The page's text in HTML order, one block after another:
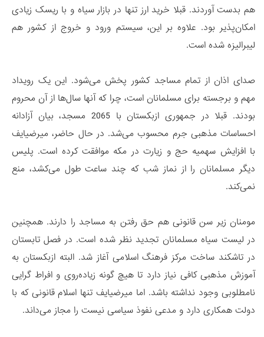
هم بدست آوردند. قبلا خرید ارز تنها در بازار سیاه و با ریسک زیادی
امکان‌پذیر بود. علاوه بر این، سیستم ورود و خروج از کشور هم
لیبرالیزه شده است.
صدای اذان از تمام مساجد کشور پخش می‌شود. این یک رویداد
مهم و برجسته برای مسلمانان است، چرا که آنها سال‌ها از آن محروم
بودند. قبلا در جمهوری ازبکستان با 2065 مسجد، بیان آزادانه
احساسات مذهبی جرم محسوب می‌شد. در حال حاضر، میرضیایف
با افزایش سهمیه حج و زیارت در مکه موافقت کرده است. پلیس
دیگر مسلمانان را از نماز شب که چند ساعت طول می‌کشد، منع
نمی‌کند.
مومنان زیر سن قانونی هم حق رفتن به مساجد را دارند. همچنین
در لیست سیاه مسلمانان تجدید نظر شده است. در فصل تابستان
در تاشکند ساخت مرکز فرهنگ اسلامی آغاز شد. البته ازبکستان به
آموزش مذهبی کافی نیاز دارد تا هیچ گونه زیاده‌روی و افراط گرایی
نامطلوبی وجود نداشته باشد. اما میرضیایف تنها اسلام قانونی که با
دولت همکاری دارد و مدعی نفوذ سیاسی نیست را مجاز می‌داند.